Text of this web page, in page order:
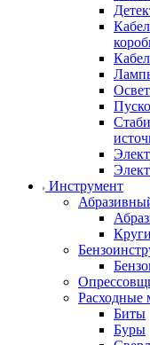
Инструмент
Расходные
Биты
Буры